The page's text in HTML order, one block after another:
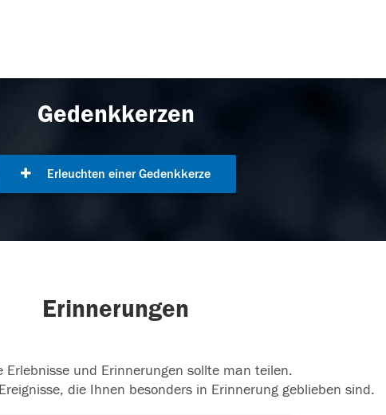
Gedenkkerzen
Erleuchten einer Gedenkkerze
Erinnerungen
Erlebnisse und Erinnerungen sollte man teilen.
die Ihnen besonders in Erinnerung geblieben sind.